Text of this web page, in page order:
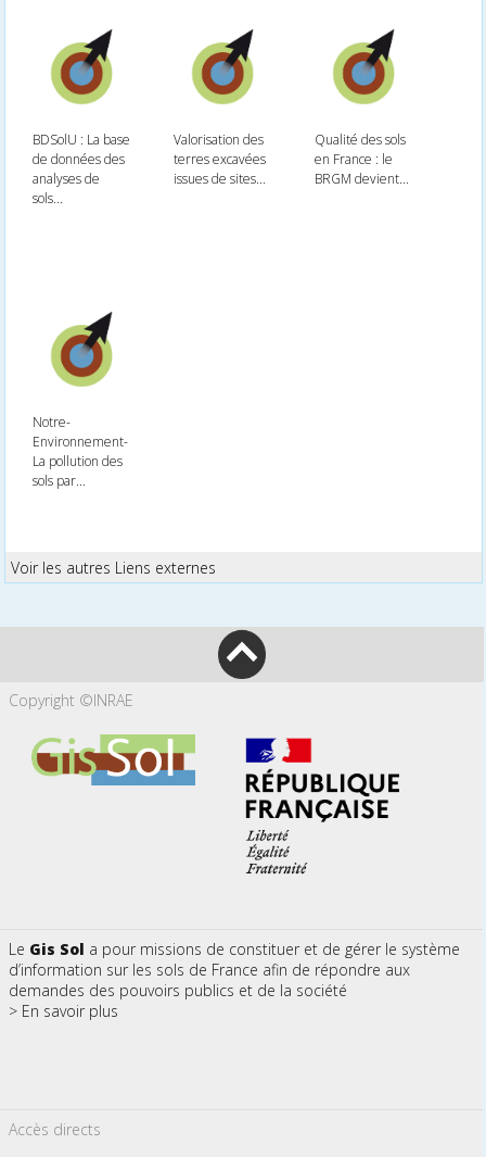
BDSolU : La base
de données des
analyses de
sols...
Valorisation des
terres excavées
issues de sites...
Qualité des sols
en France : le
BRGM devient...
Notre-
Environnement-
La pollution des
sols par...
Voir les autres Liens externes
Copyright ©INRAE
Le Gis Sol a pour missions de constituer et de gérer le système
d’information sur les sols de France afin de répondre aux
demandes des pouvoirs publics et de la société
> En savoir plus
Accès directs